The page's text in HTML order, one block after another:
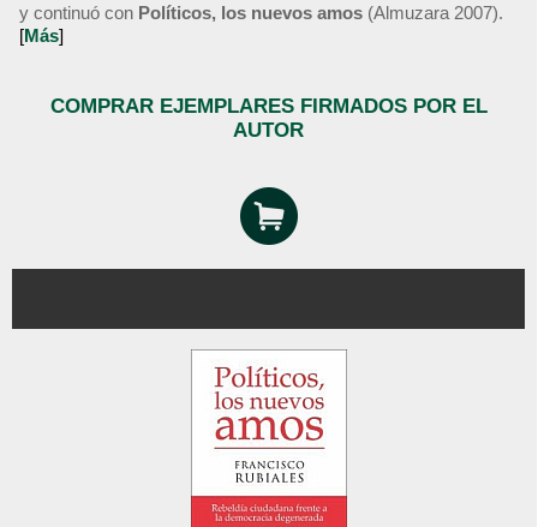
y continuó con Políticos, los nuevos amos (Almuzara 2007).
[Más]
COMPRAR EJEMPLARES FIRMADOS POR EL
AUTOR